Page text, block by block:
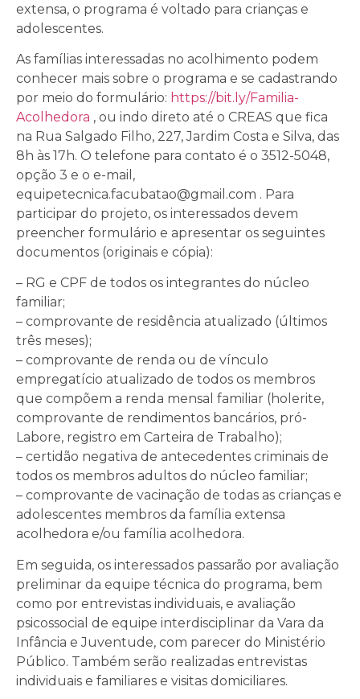
extensa, o programa é voltado para crianças e
adolescentes.
As famílias interessadas no acolhimento podem
conhecer mais sobre o programa e se cadastrando
por meio do formulário: https://bit.ly/Familia-
Acolhedora , ou indo direto até o CREAS que fica
na Rua Salgado Filho, 227, Jardim Costa e Silva, das
8h às 17h. O telefone para contato é o 3512-5048,
opção 3 e o e-mail,
equipetecnica.facubatao@gmail.com . Para
participar do projeto, os interessados devem
preencher formulário e apresentar os seguintes
documentos (originais e cópia):
– RG e CPF de todos os integrantes do núcleo
familiar;
– comprovante de residência atualizado (últimos
três meses);
– comprovante de renda ou de vínculo
empregatício atualizado de todos os membros
que compõem a renda mensal familiar (holerite,
comprovante de rendimentos bancários, pró-
Labore, registro em Carteira de Trabalho);
– certidão negativa de antecedentes criminais de
todos os membros adultos do núcleo familiar;
– comprovante de vacinação de todas as crianças e
adolescentes membros da família extensa
acolhedora e/ou família acolhedora.
Em seguida, os interessados passarão por avaliação
preliminar da equipe técnica do programa, bem
como por entrevistas individuais, e avaliação
psicossocial de equipe interdisciplinar da Vara da
Infância e Juventude, com parecer do Ministério
Público. Também serão realizadas entrevistas
individuais e familiares e visitas domiciliares.